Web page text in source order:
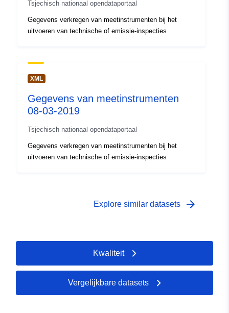
Tsjechisch nationaal opendataportaal
Gegevens verkregen van meetinstrumenten bij het
uitvoeren van technische of emissie-inspecties
XML
Gegevens van meetinstrumenten
08-03-2019
Tsjechisch nationaal opendataportaal
Gegevens verkregen van meetinstrumenten bij het
uitvoeren van technische of emissie-inspecties
Explore similar datasets arrow_forward
Kwaliteit
Vergelijkbare datasets